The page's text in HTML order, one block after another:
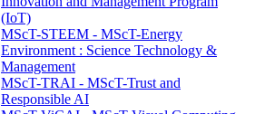
(IoT)
MScT-STEEM - MScT-Energy
Environment : Science Technology &
Management
MScT-TRAI - MScT-Trust and
Responsible AI